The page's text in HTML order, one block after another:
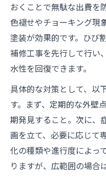
おくことで無駄な出費を
色褪せやチョーキング現
塗装が効果的です。ひび
補修工事を先行して行い
水性を回復できます。
具体的な対策として、以
す。まず、定期的な外壁
期発見すること。次に、
画を立て、必要に応じて
化の種類や進行度によっ
りますが、広範囲の場合